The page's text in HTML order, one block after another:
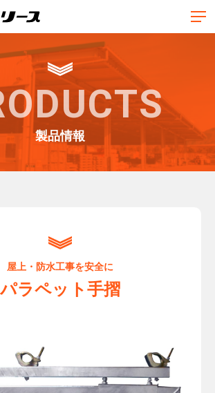
製品情報
屋上・防水工事を安全に
パラペット手摺